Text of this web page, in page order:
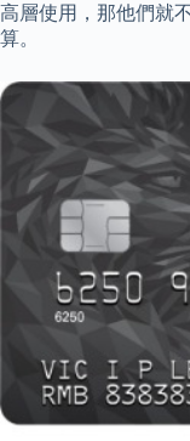
高層使用，那他們就
算。